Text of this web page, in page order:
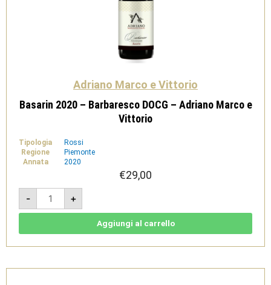
Adriano Marco e Vittorio
Basarin 2020 – Barbaresco DOCG – Adriano Marco e
Vittorio
Tipologia
Rossi
Regione
Piemonte
Annata
2020
€29,00
-
Basarin
2020
-
Barbaresco
Marco
quantità
+
Aggiungi al carrello